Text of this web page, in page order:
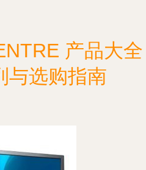
产品大全
与选购指南